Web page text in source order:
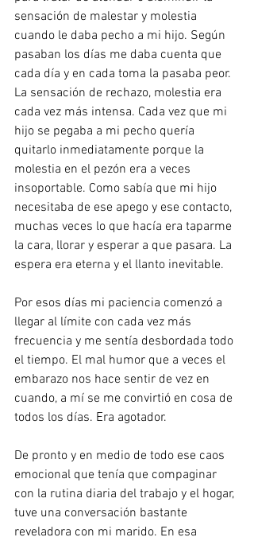
sensación de malestar y molestia
cuando le daba pecho a mi hijo. Según
pasaban los días me daba cuenta que
cada día y en cada toma la pasaba peor.
La sensación de rechazo, molestia era
cada vez más intensa. Cada vez que mi
hijo se pegaba a mi pecho quería
quitarlo inmediatamente porque la
molestia en el pezón era a veces
insoportable. Como sabía que mi hijo
necesitaba de ese apego y ese contacto,
muchas veces lo que hacía era taparme
la cara, llorar y esperar a que pasara. La
espera era eterna y el llanto inevitable.
Por esos días mi paciencia comenzó a
llegar al límite con cada vez más
frecuencia y me sentía desbordada todo
el tiempo. El mal humor que a veces el
embarazo nos hace sentir de vez en
cuando, a mí se me convirtió en cosa de
todos los días. Era agotador.
De pronto y en medio de todo ese caos
emocional que tenía que compaginar
con la rutina diaria del trabajo y el hogar,
tuve una conversación bastante
reveladora con mi marido. En esa